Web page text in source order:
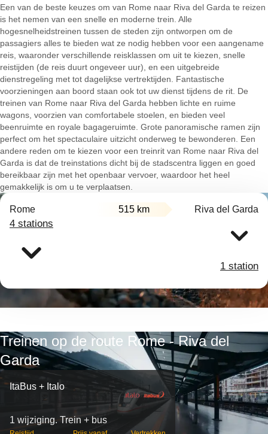
Een van de beste keuzes om van Rome naar Riva del Garda te reizen
is het nemen van een snelle en moderne trein. Alle
hogesnelheidstreinen tussen de steden zijn ontworpen om de
passagiers alles te bieden wat ze nodig hebben voor een aangename
reis, waaronder verschillende reisklassen om uit te kiezen, snelle
reistijden (de reis duurt ongeveer uur), en een uitgebreide
dienstregeling met tot dagelijkse vertrektijden. Fantastische
voorzieningen aan boord staan ook tot uw dienst tijdens de rit. De
treinen van Rome naar Riva del Garda hebben lichte en ruime
wagons, voorzien van comfortabele stoelen, en bieden veel
beenruimte en royale bagageruimte. Grote panoramische ramen zijn
perfect om het spectaculaire uitzicht onderweg te bewonderen. Een
andere reden om te kiezen voor een treinrit van Rome naar Riva del
Garda is dat de treinstations dicht bij de stadscentra liggen en goed
bereikbaar zijn met het openbaar vervoer, waardoor het heel
gemakkelijk is om u te verplaatsen.
Rome 515 km Riva del Garda
4 stations
1 station
Treinen op de route Rome - Riva del
Garda
ItaBus + Italo
1 wijziging. Trein + bus